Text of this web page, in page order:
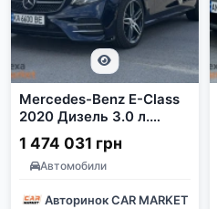
Mercedes-Benz E-Class
2020 Дизель 3.0 л.
Автомат Синий
1 474 031 грн
Автомобили
Авторинок CAR MARKET